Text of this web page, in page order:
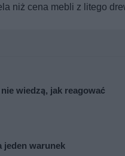
niż cena mebli z litego
wiedzą, jak reagować
jeden warunek